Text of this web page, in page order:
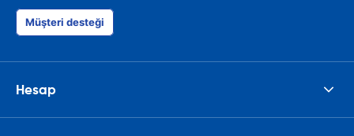
Müşteri desteği
Hesap